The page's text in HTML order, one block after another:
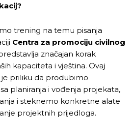
trening na temu pisanja
Centra za promociju civilnog
značajan korak
kapaciteta i vještina. Ovaj
priliku da produbimo
planiranja i vođenja projekata,
i steknemo konkretne alate
projektnih prijedloga.